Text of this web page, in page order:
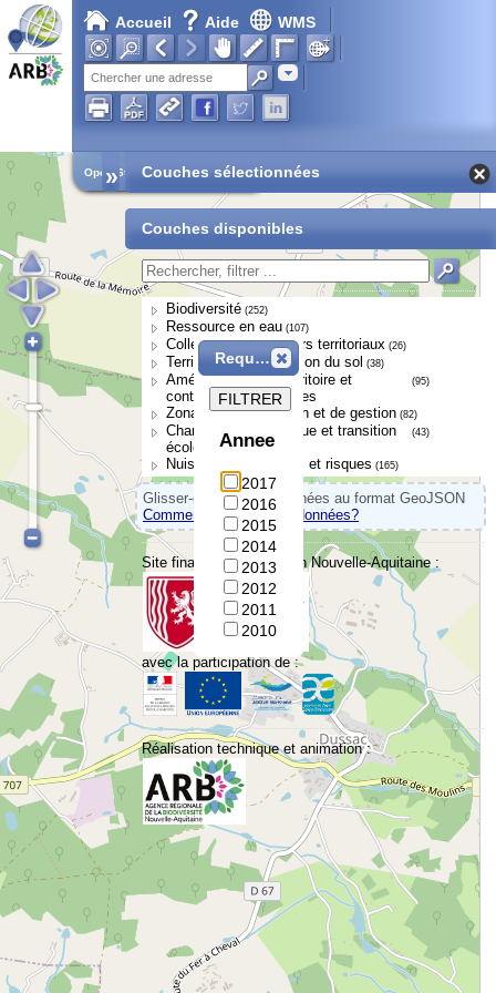
Accueil Aide WMS
Adresse
Open Street Map
» Couches sélectionnées
Couches disponibles
Biodiversité (252)
Ressource en eau (107)
Collectivités et acteurs territoriaux (26)
Territoires et occupation du sol (38)
Aménagement du territoire et
continuités écologiques
(95)
Zonages de protection et de gestion (82)
Changement climatique et transition
écologique
(43)
Nuisances, pressions et risques (165)
Glisser-déposer vos données au format GeoJSON
Comment convertir vos données?
Site financé par la Région Nouvelle-Aquitaine :
avec la participation de :
Réalisation technique et animation :
Requête
Annee
2017
2016
2015
2014
2013
2012
2011
2010
FILTRER